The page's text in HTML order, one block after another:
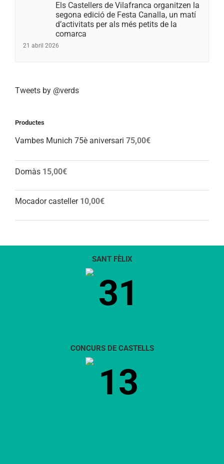
Els Castellers de Vilafranca organitzen la
segona edició de Festa Canalla, un matí
d’activitats per als més petits de la
comarca
21 abril 2026
Tweets by @verds
Productes
Vambes Munich 75è aniversari 75,00€
Domàs 15,00€
Mocador casteller 10,00€
SANT FÈLIX
31
CONCURS DE CASTELLS
13